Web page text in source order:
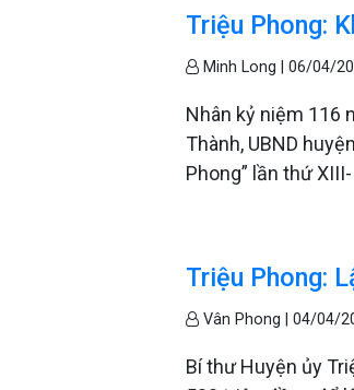
Triệu Phong:
Minh Long |06/04/
Nhân kỷ niệm 116
Thành, UBND
Phong” lần thứ
Triệu Phong:
Vân Phong |04/04/
Bí thư Huyện ủy